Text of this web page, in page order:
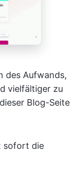
des Aufwands,
vielfältiger zu
Blog-Seite
sofort die